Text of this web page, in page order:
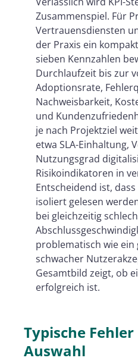
Zusammenspiel. Für
Vertrauensdiensten
der Praxis ein
sieben Kennzahlen
Durchlaufzeit bis zur
Adoptionsrate,
Nachweisbarkeit,
und
je nach Projektziel
etwa SLA-Einhaltung,
Nutzungsgrad
Risikoindikatoren in
Entscheidend ist,
isoliert gelesen
bei gleichzeitig
problematisch wie ein
schwacher
Gesamtbild zeigt, ob
erfolgreich ist.
Typische Fehler
Auswahl